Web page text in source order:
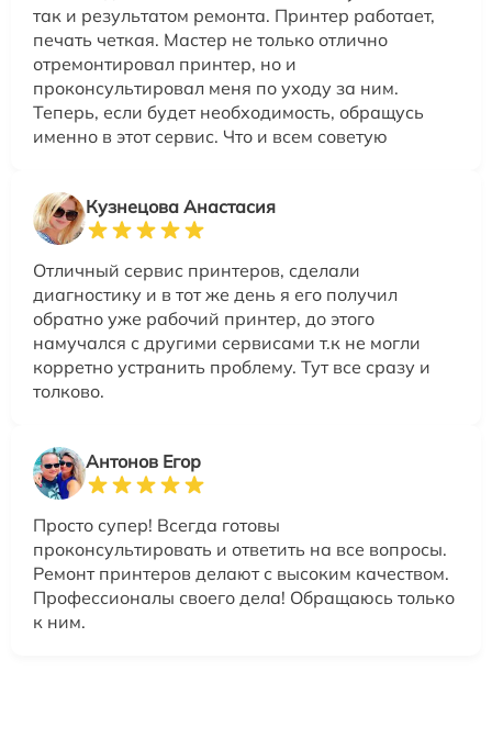
так и результатом ремонта. Принтер работает,
печать четкая. Мастер не только отлично
отремонтировал принтер, но и
проконсультировал меня по уходу за ним.
Теперь, если будет необходимость, обращусь
именно в этот сервис. Что и всем советую
Кузнецова Анастасия
Отличный сервис принтеров, сделали
диагностику и в тот же день я его получил
обратно уже рабочий принтер, до этого
намучался с другими сервисами т.к не могли
корретно устранить проблему. Тут все сразу и
толково.
Антонов Егор
Просто супер! Всегда готовы
проконсультировать и ответить на все вопросы.
Ремонт принтеров делают с высоким качеством.
Профессионалы своего дела! Обращаюсь только
к ним.